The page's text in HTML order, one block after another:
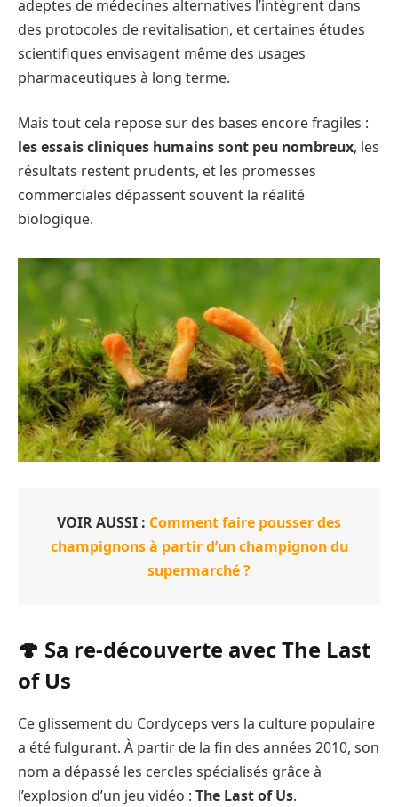
adeptes de médecines alternatives l’intègrent dans
des protocoles de revitalisation, et certaines études
scientifiques envisagent même des usages
pharmaceutiques à long terme.
Mais tout cela repose sur des bases encore fragiles :
les essais cliniques humains sont peu nombreux, les
résultats restent prudents, et les promesses
commerciales dépassent souvent la réalité
biologique.
VOIR AUSSI : Comment faire pousser des
champignons à partir d’un champignon du
supermarché ?
🍄 Sa re-découverte avec The Last
of Us
Ce glissement du Cordyceps vers la culture populaire
a été fulgurant. À partir de la fin des années 2010, son
nom a dépassé les cercles spécialisés grâce à
l’explosion d’un jeu vidéo : The Last of Us.